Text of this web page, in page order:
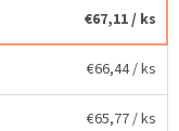
€67,11/ ks
€66,44/ ks
€65,77/ ks